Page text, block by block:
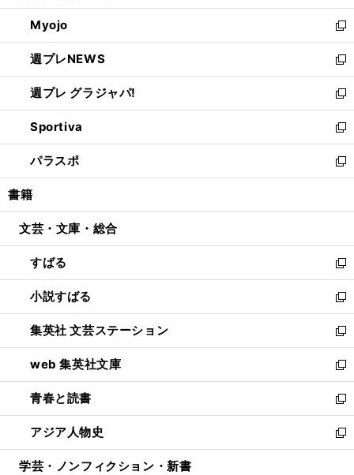
開
く
ウ
で
開
く
ン
ド
ウ
で
開
く
ウ
ィ
ン
ド
ウ
で
開
く
Myojo
新
し
い
ウ
ィ
ン
ド
ウ
で
開
週プレNEWS
新
し
い
ウ
ィ
ン
ド
ウ
開
週プレ グラジャパ!
新
し
い
ウ
ィ
ン
ウ
開
く
Sportiva
新
し
い
ウ
ン
ウ
で
開
く
パラスポ
新
し
ウ
ン
ド
ウ
で
開
く
書籍
文芸・文庫・総合
すばる
新
し
い
ウ
ィ
ン
ド
ウ
で
開
く
小説すばる
新
し
い
ウ
ィ
ン
ド
ウ
で
開
集英社 文芸ステーション
新
し
い
ウ
ィ
ン
ド
ウ
web 集英社文庫
新
し
い
ウ
ィ
ン
青春と読書
新
し
い
ウ
アジア人物史
新
し
学芸・ノンフィクション・新書